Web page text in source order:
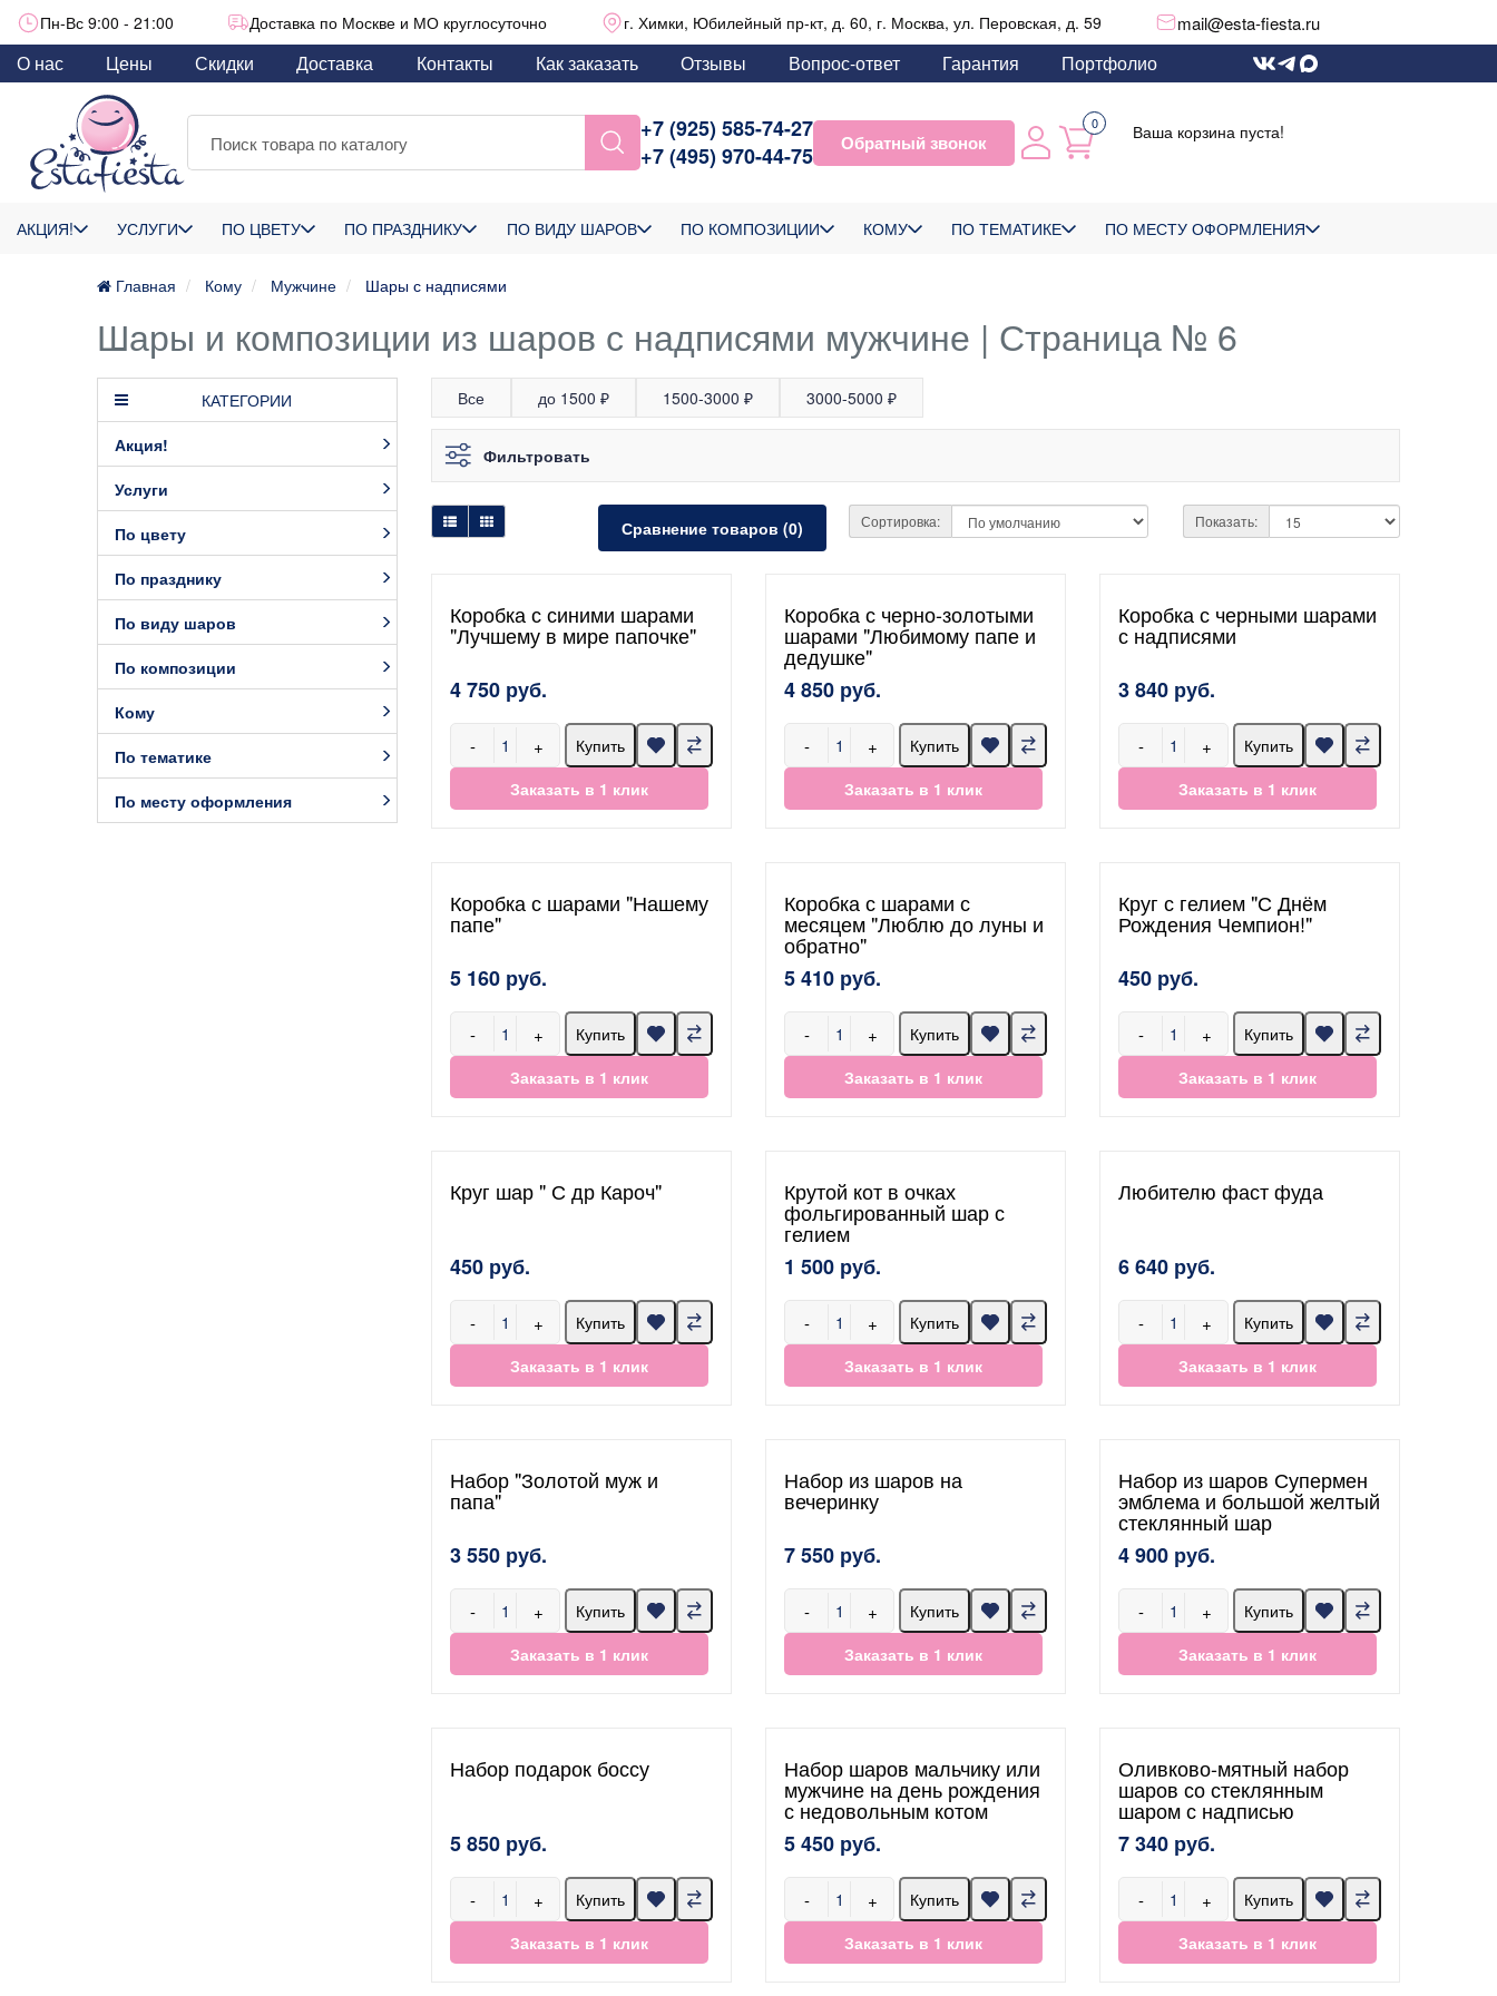
Пн-Вс 9:00 - 21:00 Доставка по Москве и МО круглосуточно г. Химки, Юбилейный пр-кт, д. 60, г. Москва, ул. Перовская, д. 59 mail@esta-fiesta.ru
О нас Цены Скидки Доставка Контакты Как заказать Отзывы Вопрос-ответ Гарантия Портфолио
+7 (925) 585-74-27
+7 (495) 970-44-75
Обратный звонок
0 Ваша корзина пуста!
АКЦИЯ! УСЛУГИ ПО ЦВЕТУ ПО ПРАЗДНИКУ ПО ВИДУ ШАРОВ ПО КОМПОЗИЦИИ КОМУ ПО ТЕМАТИКЕ ПО МЕСТУ ОФОРМЛЕНИЯ
Главная Кому Мужчине Шары с надписями
Шары и композиции из шаров с надписями мужчине | Страница № 6
КАТЕГОРИИ
Акция!
Услуги
По цвету
По празднику
По виду шаров
По композиции
Кому
По тематике
По месту оформления
Все до 1500 ₽ 1500-3000 ₽ 3000-5000 ₽
Фильтровать
Сравнение товаров (0) Сортировка: Показать:
Коробка с синими шарами
"Лучшему в мире папочке"
4 750 руб.
- +
Купить
Заказать в 1 клик
Коробка с черно-золотыми
шарами "Любимому папе и
дедушке"
4 850 руб.
- +
Купить
Заказать в 1 клик
Коробка с черными шарами
с надписями
3 840 руб.
- +
Купить
Заказать в 1 клик
Коробка с шарами "Нашему
папе"
5 160 руб.
- +
Купить
Заказать в 1 клик
Коробка с шарами с
месяцем "Люблю до луны и
обратно"
5 410 руб.
- +
Купить
Заказать в 1 клик
Круг с гелием "С Днём
Рождения Чемпион!"
450 руб.
- +
Купить
Заказать в 1 клик
Круг шар " С др Кароч"
450 руб.
- +
Купить
Заказать в 1 клик
Крутой кот в очках
фольгированный шар с
гелием
1 500 руб.
- +
Купить
Заказать в 1 клик
Любителю фаст фуда
6 640 руб.
- +
Купить
Заказать в 1 клик
Набор "Золотой муж и
папа"
3 550 руб.
- +
Купить
Заказать в 1 клик
Набор из шаров на
вечеринку
7 550 руб.
- +
Купить
Заказать в 1 клик
Набор из шаров Супермен
эмблема и большой желтый
стеклянный шар
4 900 руб.
- +
Купить
Заказать в 1 клик
Набор подарок боссу
5 850 руб.
- +
Купить
Заказать в 1 клик
Набор шаров мальчику или
мужчине на день рождения
с недовольным котом
5 450 руб.
- +
Купить
Заказать в 1 клик
Оливково-мятный набор
шаров со стеклянным
шаром с надписью
7 340 руб.
- +
Купить
Заказать в 1 клик